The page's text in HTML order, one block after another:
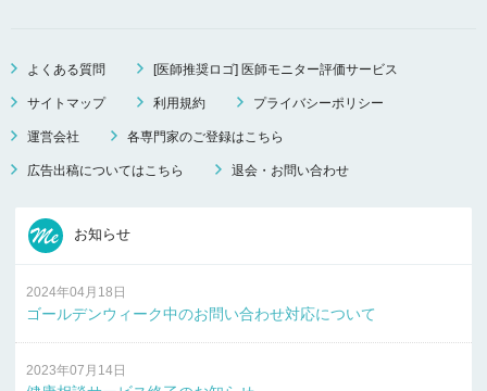
よくある質問 [医師推奨ロゴ] 医師モニター評価サービス
サイトマップ 利用規約 プライバシーポリシー
運営会社 各専門家のご登録はこちら
広告出稿についてはこちら 退会・お問い合わせ
お知らせ
2024年04月18日
ゴールデンウィーク中のお問い合わせ対応について
2023年07月14日